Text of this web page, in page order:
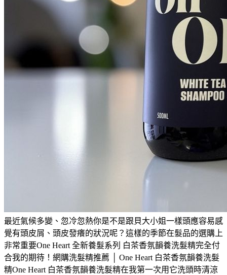
最近氣候多變、忽冷忽熱你是不是跟貝大小姐一樣頭應容易感
覺有頭皮屑、頭皮發癢的狀況呢？這樣的季節在髮品的選購上
非常重要One Heart 全新養髮系列 白茶香氛韻養洗髮精完全付
合我的期待！網購洗髮精推薦 │ One Heart 白茶香氛韻養洗髮
精One Heart 白茶香氛韻養洗髮精在我第一次用它洗頭時清涼